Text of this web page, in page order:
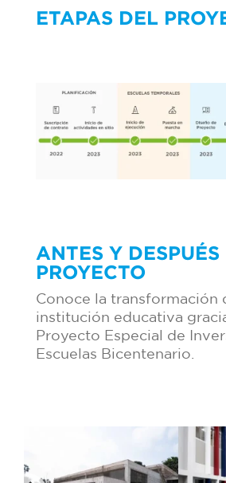
ETAPAS DEL
ANTES Y DESPUÉS
PROYECTO
Conoce la transformación
institución educativa
Proyecto Especial de
Escuelas Bicentenario.